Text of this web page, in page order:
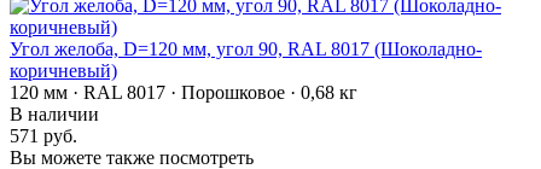
Угол желоба, D=120 мм, угол 90, RAL 8017 (Шоколадно-
коричневый)
120 мм · RAL 8017 · Порошковое · 0,68 кг
В наличии
571 руб.
Вы можете также посмотреть